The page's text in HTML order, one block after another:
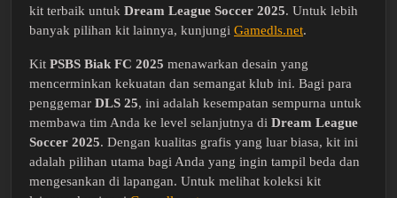
kit terbaik untuk Dream League Soccer 2025. Untuk lebih
banyak pilihan kit lainnya, kunjungi Gamedls.net.
Kit PSBS Biak FC 2025 menawarkan desain yang
mencerminkan kekuatan dan semangat klub ini. Bagi para
penggemar DLS 25, ini adalah kesempatan sempurna untuk
membawa tim Anda ke level selanjutnya di Dream League
Soccer 2025. Dengan kualitas grafis yang luar biasa, kit ini
adalah pilihan utama bagi Anda yang ingin tampil beda dan
mengesankan di lapangan. Untuk melihat koleksi kit